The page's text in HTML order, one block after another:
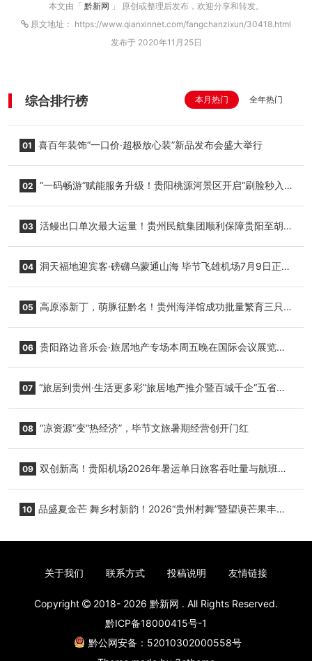
本文由「 黔新网 」 原创或整理后发布，欢迎分享和转发。
原文地址： https://www.qianxinnet.com/fangchanzixun/30418.html
发布于 2020年11月25日
综合排行榜 本月热门 全年热门
01 喜百年装饰“一口价·超极放心装”新品发布会盛大举行
02 “一码畅游”赋能服务升级！贵阳桃源河景区开启“刷脸秒入
03 活鳗出口单次最大运量！贵州民航集团顺利保障贵阳至胡
04 洞天福地迎宾客·磅礴乌蒙通山海 毕节飞雄机场7月9日正式
05 高原添新丁，萌豚征黔名！贵州海洋馆成功批量繁育三只
06 贵阳路边音乐会·旅居地产专场本周五晚在国际会议展览中
07 “旅居到贵州·生活更多彩”旅居地产推介暨百城千企“五省
08 “凉资源”变“热经济”，毕节文旅暑期经营创开门红
09 双创新高！贵阳机场2026年暑运单日旅客吞吐量与航班起
10 品盛夏金芒 舞乡村新韵！2026“贵州村舞”暨望谟芒果丰收
关于我们 联系方式 投稿说明 友情链接
Copyright 2018- 2026 黔新网 . All Rights Reserved.
黔ICP备18000415号-1
黔公网安备：52010302000558号